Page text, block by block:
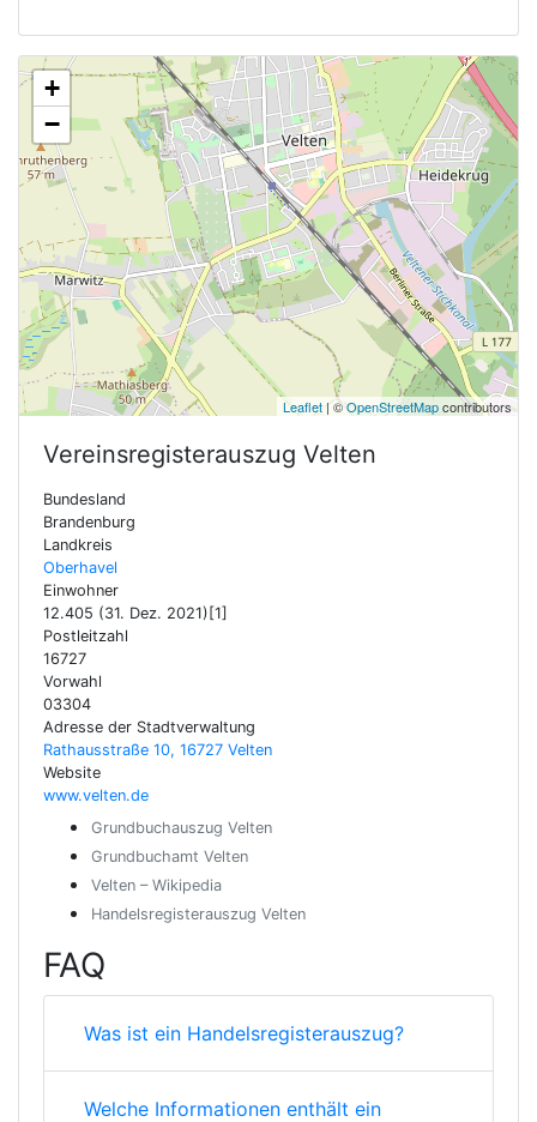
+
−
Leaflet| ©OpenStreetMapcontributors
Vereinsregisterauszug Velten
Bundesland
Brandenburg
Landkreis
Oberhavel
Einwohner
12.405 (31. Dez. 2021)[1]
Postleitzahl
16727
Vorwahl
03304
Adresse der Stadtverwaltung
Rathausstraße 10, 16727 Velten
Website
www.velten.de
Grundbuchauszug Velten
Grundbuchamt Velten
Velten – Wikipedia
Handelsregisterauszug Velten
FAQ
Was ist ein Handelsregisterauszug?
Welche Informationen enthält ein